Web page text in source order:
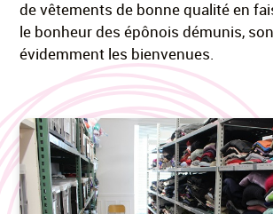
de vêtements de bonne qualité en
le bonheur des épônois démunis,
évidemment les bienvenues.